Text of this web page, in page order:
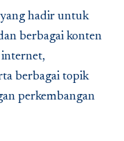
hadir untuk
berbagai konten
berbagai topik
perkembangan